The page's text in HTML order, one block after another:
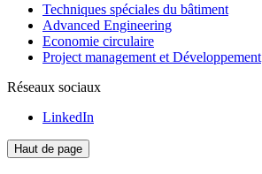
Techniques spéciales du bâtiment
Advanced Engineering
Economie circulaire
Project management et Développement
Réseaux sociaux
LinkedIn
Haut de page